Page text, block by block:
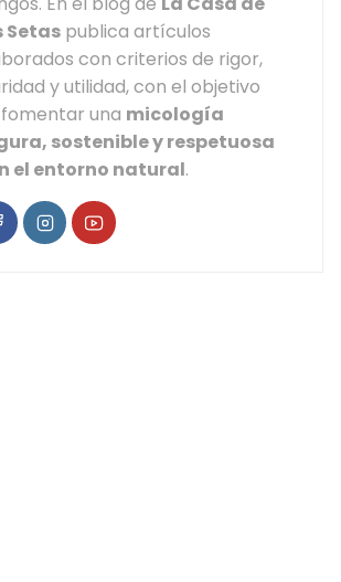
Setas publica artículos
con criterios de rigor,
y utilidad, con el objetivo
una micología
sostenible y respetuosa
el entorno natural.